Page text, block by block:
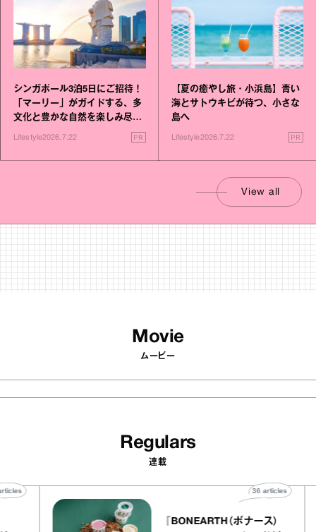
シンガポール3泊5日にご招待！
「マーリー」がガイドする、多
文化と豊かな自然を楽しみ尽く
Lifestyle2026.7.22 PR
【夏の癒やし旅・小浜島】青い
海とサトウキビが待つ、小さな
島へ
Lifestyle2026.7.22 PR
View all
Movie
ムービー
Regulars
連載
『BONEARTH（ボナース